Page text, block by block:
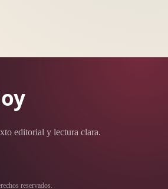
editorial y lectura clara.
reservados.